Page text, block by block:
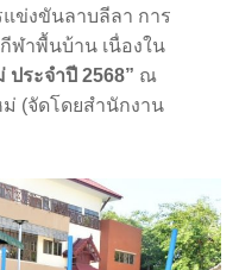
ข่งขันลาบลีลา การ
ฬาพื้นบ้าน เนื่องใน
ประจำปี 2568” ณ
(จัดโดยสำนักงาน